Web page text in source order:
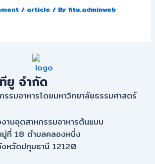
/ article/ By fitu.adminweb
ยู จำกัด
รมอาหารโดยมหาวิทยาลัยธรรมศาสตร์
านอุตสาหกรรมอาหารต้นแบบ
ที่ 18 ตําบลคลองหนึ่ง
หวัดปทุมธานี 12120